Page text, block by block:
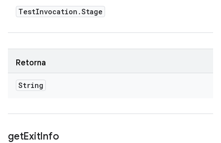
TestInvocation .Stage
Retorna
String
getExitInfo